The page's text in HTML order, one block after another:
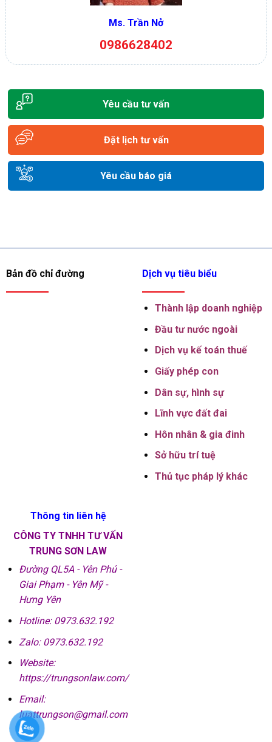
Ms. Trần Nở
0986628402
Yêu cầu tư vấn
Đặt lịch tư vấn
Yêu cầu báo giá
Bản đồ chỉ đường Dịch vụ tiêu biểu
Thành lập doanh nghiệp
Đầu tư nước ngoài
Dịch vụ kế toán thuế
Giấy phép con
Dân sự, hình sự
Lĩnh vực đất đai
Hôn nhân & gia đinh
Sở hữu trí tuệ
Thủ tục pháp lý khác
Thông tin liên hệ
CÔNG TY TNHH TƯ VẤN
TRUNG SƠN LAW
Đường QL5A - Yên Phú -
Giai Phạm - Yên Mỹ -
Hưng Yên
Hotline: 0973.632.192
Zalo: 0973.632.192
Website:
https://trungsonlaw.com/
Email:
luattrungson@gmail.com